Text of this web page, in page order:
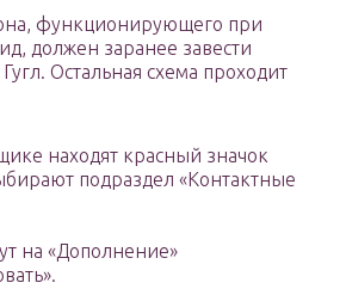
функционирующего при
должен заранее завести
Остальная схема проходит
находят красный значок
подраздел «Контактные
на «Дополнение»